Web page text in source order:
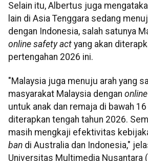
Selain itu, Albertus juga
lain di Asia Tenggara sedang
dengan Indonesia, salah satunya
online safety act yang akan
pertengahan 2026 ini.
"Malaysia juga menuju arah yang
masyarakat Malaysia dengan
untuk anak dan remaja di bawah
diterapkan tengah tahun 2026.
masih mengkaji efektivitas
ban di Australia dan Indonesia,"
Universitas Multimedia Nusantara